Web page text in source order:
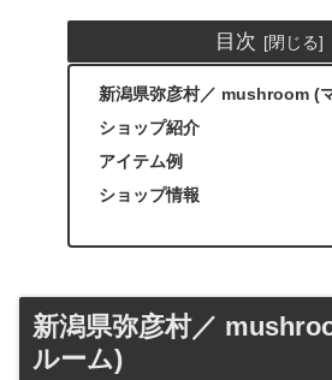
目次
新潟県弥彦村／ mushroom (
ショップ紹介
アイテム例
ショップ情報
新潟県弥彦村／
ルーム)